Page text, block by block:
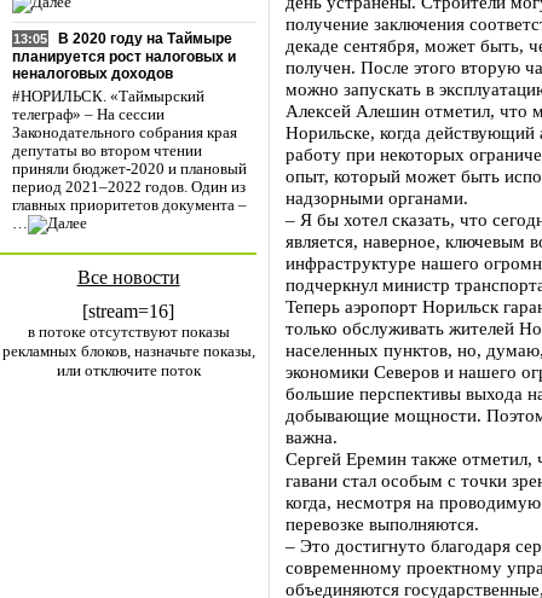
13:05
В 2020 году на Таймыре
планируется рост налоговых и
неналоговых доходов
#НОРИЛЬСК. «Таймырский
телеграф» – На сессии
Законодательного собрания края
депутаты во втором чтении
приняли бюджет-2020 и плановый
период 2021–2022 годов. Один из
главных приоритетов документа –
…
Все новости
[stream=16]
в потоке отсутствуют показы
рекламных блоков, назначьте показы,
или отключите поток
получение заключения
декаде сентября, может быть,
получен. После этого вторую
можно запускать в
Алексей Алешин отметил, что
Норильске, когда
работу при некоторых
опыт, который может быть
надзорными органами.
– Я бы хотел сказать, что
является, наверное, ключевым
инфраструктуре нашего
подчеркнул министр
Теперь аэропорт Норильск
только обслуживать жителей
населенных пунктов, но,
экономики Северов и нашего
большие перспективы выхода
добывающие мощности.
важна.
Сергей Еремин также
гавани стал особым с точки
когда, несмотря на
перевозке выполняются.
– Это достигнуто благодаря
современному проектному
объединяются